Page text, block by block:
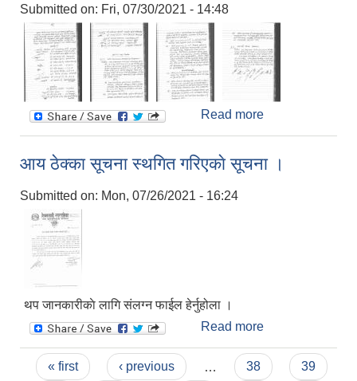
Submitted on: Fri, 07/30/2021 - 14:48
Read more
समितिको मिति
आय ठेक्का सूचना स्थगित गरिएकाे सूचना ।
Submitted on: Mon, 07/26/2021 - 16:24
थप जानकारीकाे लागि संलग्न फाईल हेर्नुहोला ।
Read more
गरिएकाे सूचना ।
Pages
« first ‹ previous 38
39